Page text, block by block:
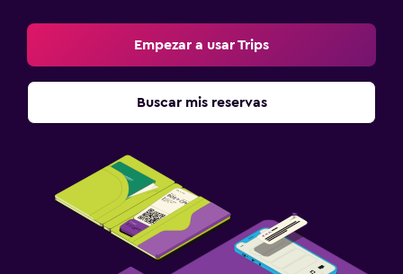
Empezar a usar Trips
Buscar mis reservas